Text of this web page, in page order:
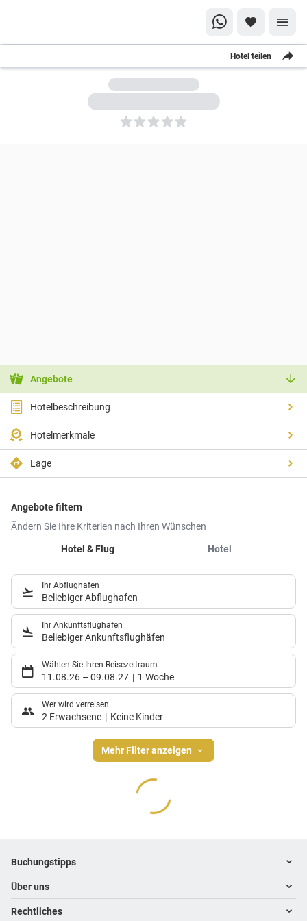
Hotel teilen
5
Angebote
Hotelbeschreibung
Hotelmerkmale
Lage
Angebote filtern
Ändern Sie Ihre Kriterien nach Ihren Wünschen
Hotel & Flug
Hotel
Ihr Abflughafen
Beliebiger Abflughafen
Ihr Ankunftsflughafen
Beliebiger Ankunftsflughäfen
Wählen Sie Ihren Reisezeitraum
11.08.26 – 09.08.27 1 Woche
Wer wird verreisen
2 Erwachsene Keine Kinder
Mehr Filter anzeigen
Footer navigation
Buchungstipps
Warum im Reisebüro buchen
Hoteltipps
Über uns
Kontakt
Rechtliches